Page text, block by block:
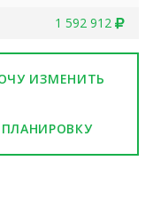
1 592 912
ИЗМЕНИТЬ
ПЛАНИРОВКУ